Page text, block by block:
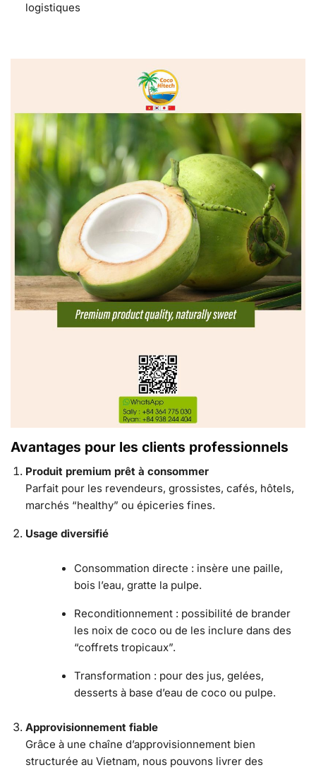
logistiques
Avantages pour les clients professionnels
Produit premium prêt à consommer
Parfait pour les revendeurs, grossistes, cafés, hôtels,
marchés “healthy” ou épiceries fines.
Usage diversifié
Consommation directe : insère une paille,
bois l’eau, gratte la pulpe.
Reconditionnement : possibilité de brander
les noix de coco ou de les inclure dans des
“coffrets tropicaux”.
Transformation : pour des jus, gelées,
desserts à base d’eau de coco ou pulpe.
Approvisionnement fiable
Grâce à une chaîne d’approvisionnement bien
structurée au Vietnam, nous pouvons livrer des